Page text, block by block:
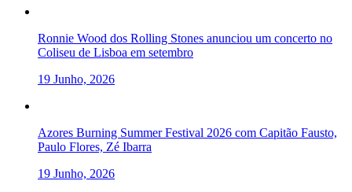
Ronnie Wood dos Rolling Stones anunciou um concerto no
Coliseu de Lisboa em setembro
19 Junho, 2026
Azores Burning Summer Festival 2026 com Capitão Fausto,
Paulo Flores, Zé Ibarra
19 Junho, 2026